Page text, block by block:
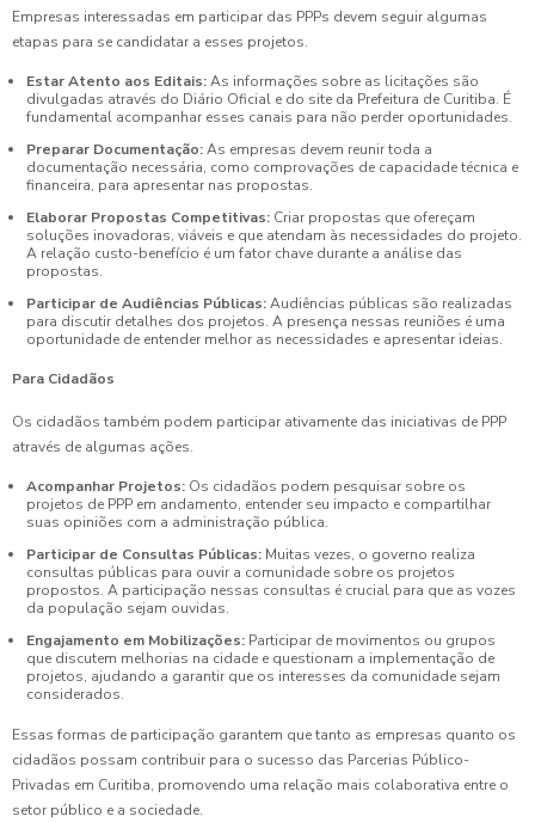
Empresas interessadas em participar das PPPs devem seguir algumas
etapas para se candidatar a esses projetos.
Estar Atento aos Editais:As informações sobre as licitações são
divulgadas através do Diário Oficial e do site da Prefeitura de Curitiba. É
fundamental acompanhar esses canais para não perder oportunidades.
Preparar Documentação:As empresas devem reunir toda a
documentação necessária, como comprovações de capacidade técnica e
financeira, para apresentar nas propostas.
Elaborar Propostas Competitivas: Criar propostas que ofereçam
soluções inovadoras, viáveis e que atendam às necessidades do projeto.
A relação custo-benefício é um fator chave durante a análise das
propostas.
Participar de Audiências Públicas:Audiências públicas são realizadas
para discutir detalhes dos projetos. A presença nessas reuniões é uma
oportunidade de entender melhor as necessidades e apresentar ideias.
Para Cidadãos
Os cidadãos também podem participar ativamente das iniciativas de PPP
através de algumas ações.
Acompanhar Projetos: Os cidadãos podem pesquisar sobre os
projetos de PPP em andamento, entender seu impacto e compartilhar
suas opiniões com a administração pública.
Participar de Consultas Públicas: Muitas vezes, o governo realiza
consultas públicas para ouvir a comunidade sobre os projetos
propostos. A participação nessas consultas é crucial para que as vozes
da população sejam ouvidas.
Engajamento em Mobilizações: Participar de movimentos ou grupos
que discutem melhorias na cidade e questionam a implementação de
projetos, ajudando a garantir que os interesses da comunidade sejam
considerados.
Essas formas de participação garantem que tanto as empresas quanto os
cidadãos possam contribuir para o sucesso das Parcerias Público-
Privadas em Curitiba, promovendo uma relação mais colaborativa entre o
setor público e a sociedade.